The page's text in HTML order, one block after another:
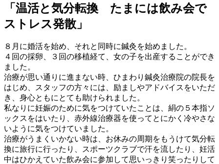
「温活と気分転換 たまには飲み会で
ストレス発散」
８月に婚活を始め、それと同時に鍼灸を始めました。
４回の採卵、３回の移植経て、女の子を出産することができ
ました。
治療が思い通りに進まない時、ひまわり鍼灸治療院の院長を
はじめ、スタッフの方々には、励ましやアドバイスをいただ
き、身心ともにとても助けられました。
私なりに妊娠のために気をつけていたことは、絹の５本指ソ
ックスをはいたり、赤外線治療器を使ってとにかく冷やさな
いように気をつけていました。
治療がうまくいかない時は、お休みの周期をもうけて気分転
換に旅行に行ったり、スポーツクラブで汗を流したり、妊活
中はひかえていた飲み会に参加して思いっきり笑ったりして